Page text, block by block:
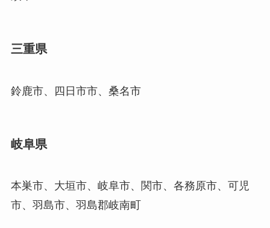
三重県
鈴鹿市、四日市市、桑名市
岐阜県
本巣市、大垣市、岐阜市、関市、各務原市、可児
市、羽島市、羽島郡岐南町